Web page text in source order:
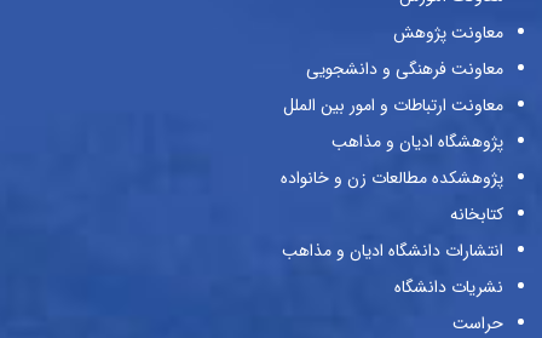
معاونت پژوهش
معاونت فرهنگی و دانشجویی
معاونت ارتباطات و امور بین الملل
پژوهشگاه ادیان و مذاهب
پژوهشکده مطالعات زن و خانواده
کتابخانه
انتشارات دانشگاه ادیان و مذاهب
نشریات دانشگاه
حراست